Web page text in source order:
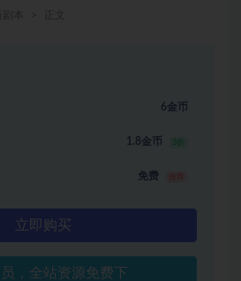
6金币
1.8金币 3折
免费
立即购买
，全站资源免费下